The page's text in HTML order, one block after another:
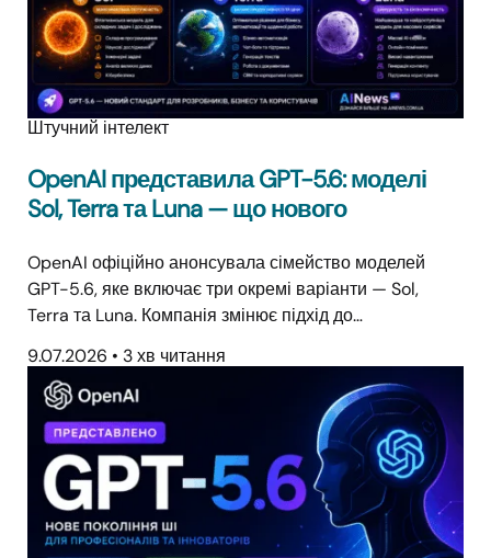
Штучний інтелект
OpenAI представила GPT-5.6: моделі
Sol, Terra та Luna — що нового
OpenAI офіційно анонсувала сімейство моделей
GPT-5.6, яке включає три окремі варіанти — Sol,
Terra та Luna. Компанія змінює підхід до…
9.07.2026 • 3 хв читання